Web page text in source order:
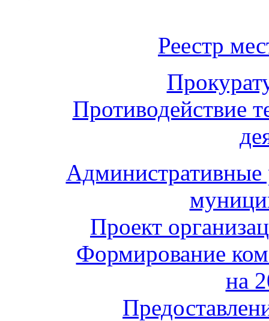
Реестр
Противодействие
Административные
Проект
Формирование
на